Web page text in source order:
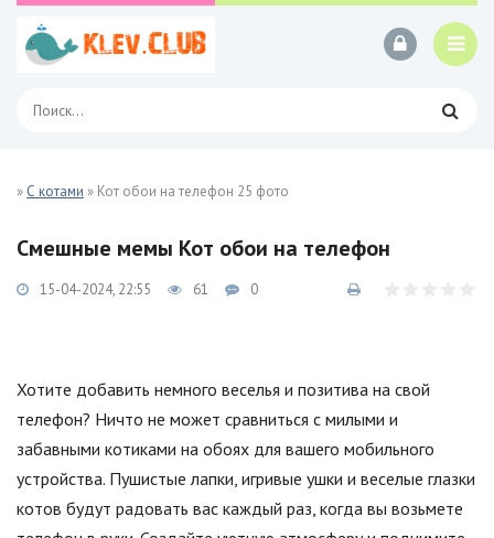
» С котами » Кот обои на телефон 25 фото
Смешные мемы Кот обои на телефон
15-04-2024, 22:55 61 0
Хотите добавить немного веселья и позитива на свой
телефон? Ничто не может сравниться с милыми и
забавными котиками на обоях для вашего мобильного
устройства. Пушистые лапки, игривые ушки и веселые глазки
котов будут радовать вас каждый раз, когда вы возьмете